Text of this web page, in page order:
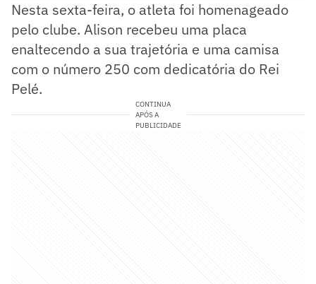
Nesta sexta-feira, o atleta foi homenageado
pelo clube. Alison recebeu uma placa
enaltecendo a sua trajetória e uma camisa
com o número 250 com dedicatória do Rei
Pelé.
CONTINUA
APÓS A
PUBLICIDADE